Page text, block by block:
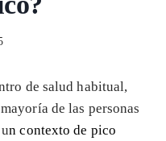
de salud habitual,
de las personas
n contexto de pico